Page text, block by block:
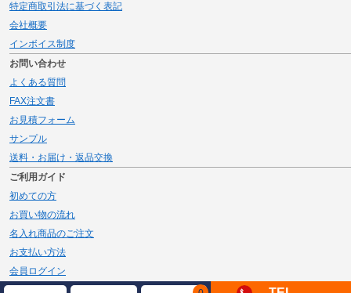
特定商取引法に基づく表記
会社概要
インボイス制度
お問い合わせ
よくある質問
FAX注文書
お見積フォーム
サンプル
送料・お届け・返品交換
ご利用ガイド
初めての方
お買い物の流れ
名入れ商品のご注文
お支払い方法
会員ログイン
メルマガ登録